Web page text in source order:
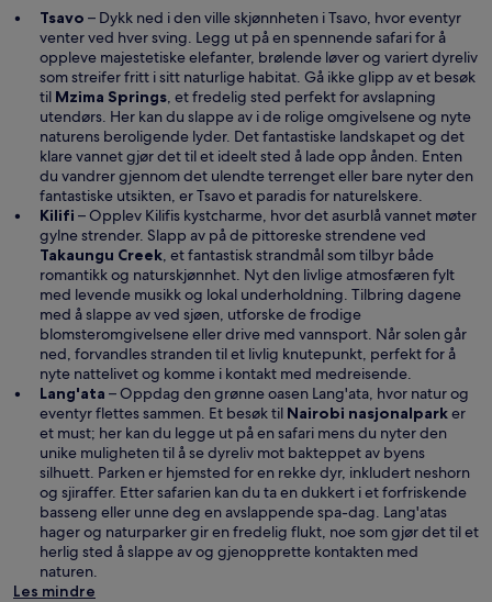
Tsavo – Dykk ned i den ville skjønnheten i Tsavo, hvor eventyr
venter ved hver sving. Legg ut på en spennende safari for å
oppleve majestetiske elefanter, brølende løver og variert dyreliv
som streifer fritt i sitt naturlige habitat. Gå ikke glipp av et besøk
til Mzima Springs, et fredelig sted perfekt for avslapning
utendørs. Her kan du slappe av i de rolige omgivelsene og nyte
naturens beroligende lyder. Det fantastiske landskapet og det
klare vannet gjør det til et ideelt sted å lade opp ånden. Enten
du vandrer gjennom det ulendte terrenget eller bare nyter den
fantastiske utsikten, er Tsavo et paradis for naturelskere.
Kilifi – Opplev Kilifis kystcharme, hvor det asurblå vannet møter
gylne strender. Slapp av på de pittoreske strendene ved
Takaungu Creek, et fantastisk strandmål som tilbyr både
romantikk og naturskjønnhet. Nyt den livlige atmosfæren fylt
med levende musikk og lokal underholdning. Tilbring dagene
med å slappe av ved sjøen, utforske de frodige
blomsteromgivelsene eller drive med vannsport. Når solen går
ned, forvandles stranden til et livlig knutepunkt, perfekt for å
nyte nattelivet og komme i kontakt med medreisende.
Lang'ata – Oppdag den grønne oasen Lang'ata, hvor natur og
eventyr flettes sammen. Et besøk til Nairobi nasjonalparker
et must; her kan du legge ut på en safari mens du nyter den
unike muligheten til å se dyreliv mot bakteppet av byens
silhuett. Parken er hjemsted for en rekke dyr, inkludert neshorn
og sjiraffer. Etter safarien kan du ta en dukkert i et forfriskende
basseng eller unne deg en avslappende spa-dag. Lang'atas
hager og naturparker gir en fredelig flukt, noe som gjør det til et
herlig sted å slappe av og gjenopprette kontakten med
naturen.
Les mindre